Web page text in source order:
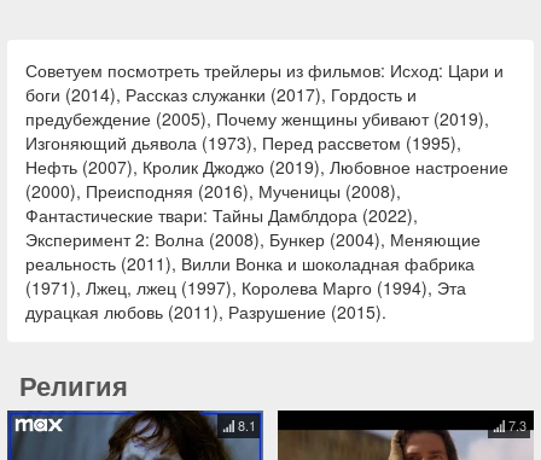
Советуем посмотреть трейлеры из фильмов: Исход: Цари и
боги (2014), Рассказ служанки (2017), Гордость и
предубеждение (2005), Почему женщины убивают (2019),
Изгоняющий дьявола (1973), Перед рассветом (1995),
Нефть (2007), Кролик Джоджо (2019), Любовное настроение
(2000), Преисподняя (2016), Мученицы (2008),
Фантастические твари: Тайны Дамблдора (2022),
Эксперимент 2: Волна (2008), Бункер (2004), Меняющие
реальность (2011), Вилли Вонка и шоколадная фабрика
(1971), Лжец, лжец (1997), Королева Марго (1994), Эта
дурацкая любовь (2011), Разрушение (2015).
Религия
8.1 7.3